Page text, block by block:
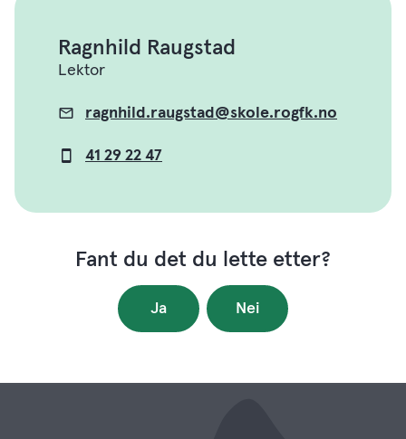
Ragnhild Raugstad
Lektor
post
ragnhild.raugstad@skole.rogfk.no
Mobil
41 29 22 47
Fant du det du lette etter?
Ja Nei